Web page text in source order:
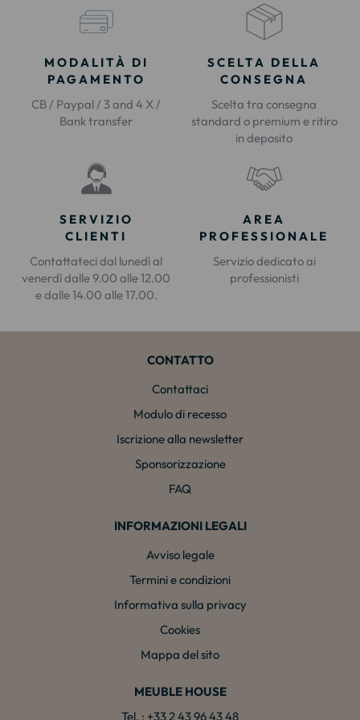
MODALITÀ DI
PAGAMENTO
CB / Paypal / 3 and 4 X /
Bank transfer
SCELTA DELLA
CONSEGNA
Scelta tra consegna
standard o premium e ritiro
in deposito
SERVIZIO
CLIENTI
Contattateci dal lunedì al
venerdì dalle 9.00 alle 12.00
e dalle 14.00 alle 17.00.
AREA
PROFESSIONALE
Servizio dedicato ai
professionisti
CONTATTO
Contattaci
Modulo di recesso
Iscrizione alla newsletter
Sponsorizzazione
FAQ
INFORMAZIONI LEGALI
Avviso legale
Termini e condizioni
Informativa sulla privacy
Cookies
Mappa del sito
MEUBLE HOUSE
Tel. : +33 2 43 96 43 48